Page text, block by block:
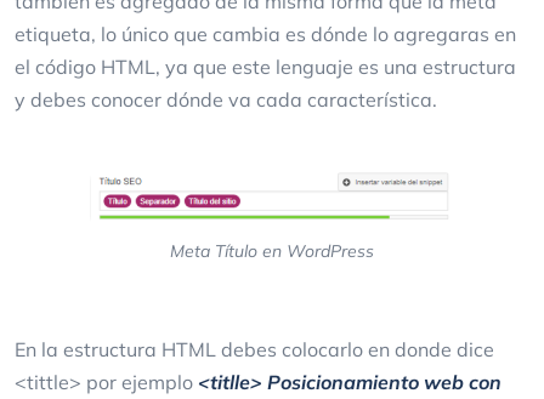
etiqueta, lo único que cambia es dónde lo agregaras en
el código HTML, ya que este lenguaje es una estructura
y debes conocer dónde va cada característica.
Meta Título en WordPress
En la estructura HTML debes colocarlo en donde dice
<tittle> por ejemplo <titlle> Posicionamiento web con